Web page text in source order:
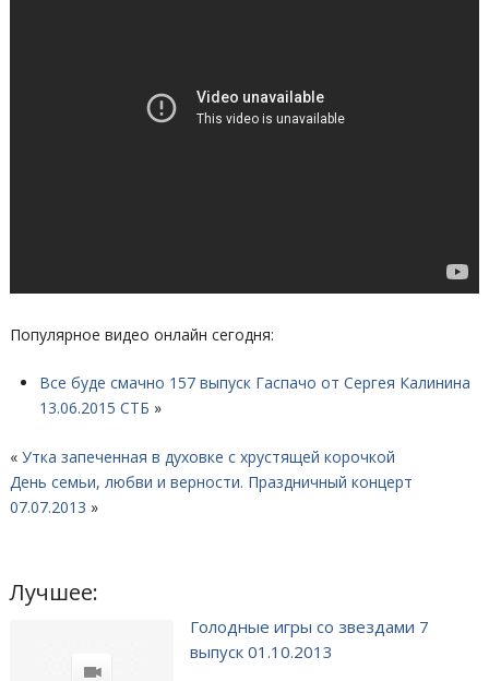
Популярное видео онлайн сегодня:
Все буде смачно 157 выпуск Гаспачо от Сергея Калинина
13.06.2015 СТБ »
« Утка запеченная в духовке с хрустящей корочкой
День семьи, любви и верности. Праздничный концерт
07.07.2013 »
Лучшее:
Голодные игры со звездами 7
выпуск 01.10.2013